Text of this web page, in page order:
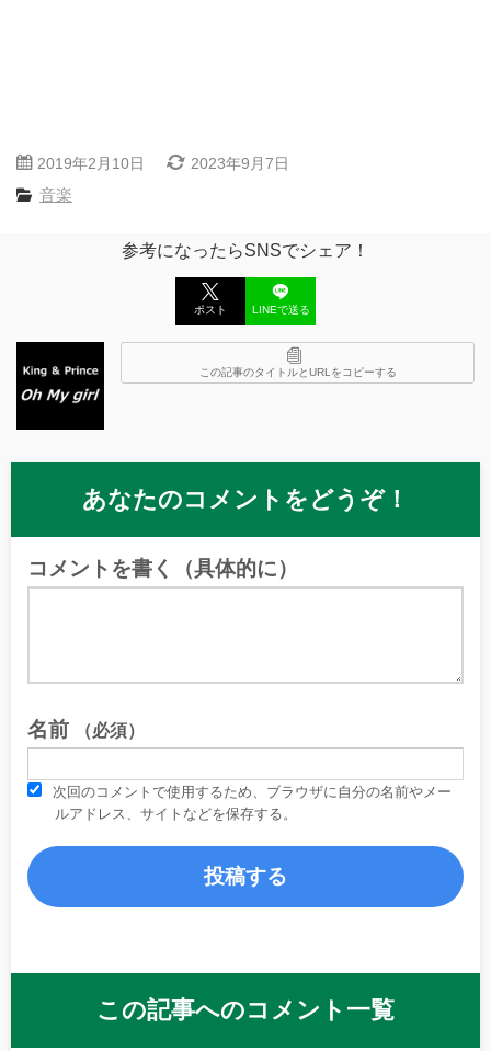
2019年2月10日 2023年9月7日
音楽
参考になったらSNSでシェア！
ポスト LINEで送る
この記事のタイトルとURLをコピーする
あなたのコメントをどうぞ！
コメントを書く（具体的に）
名前 （必須）
次回のコメントで使用するため、ブラウザに自分の名前やメー
ルアドレス、サイトなどを保存する。
この記事へのコメント一覧